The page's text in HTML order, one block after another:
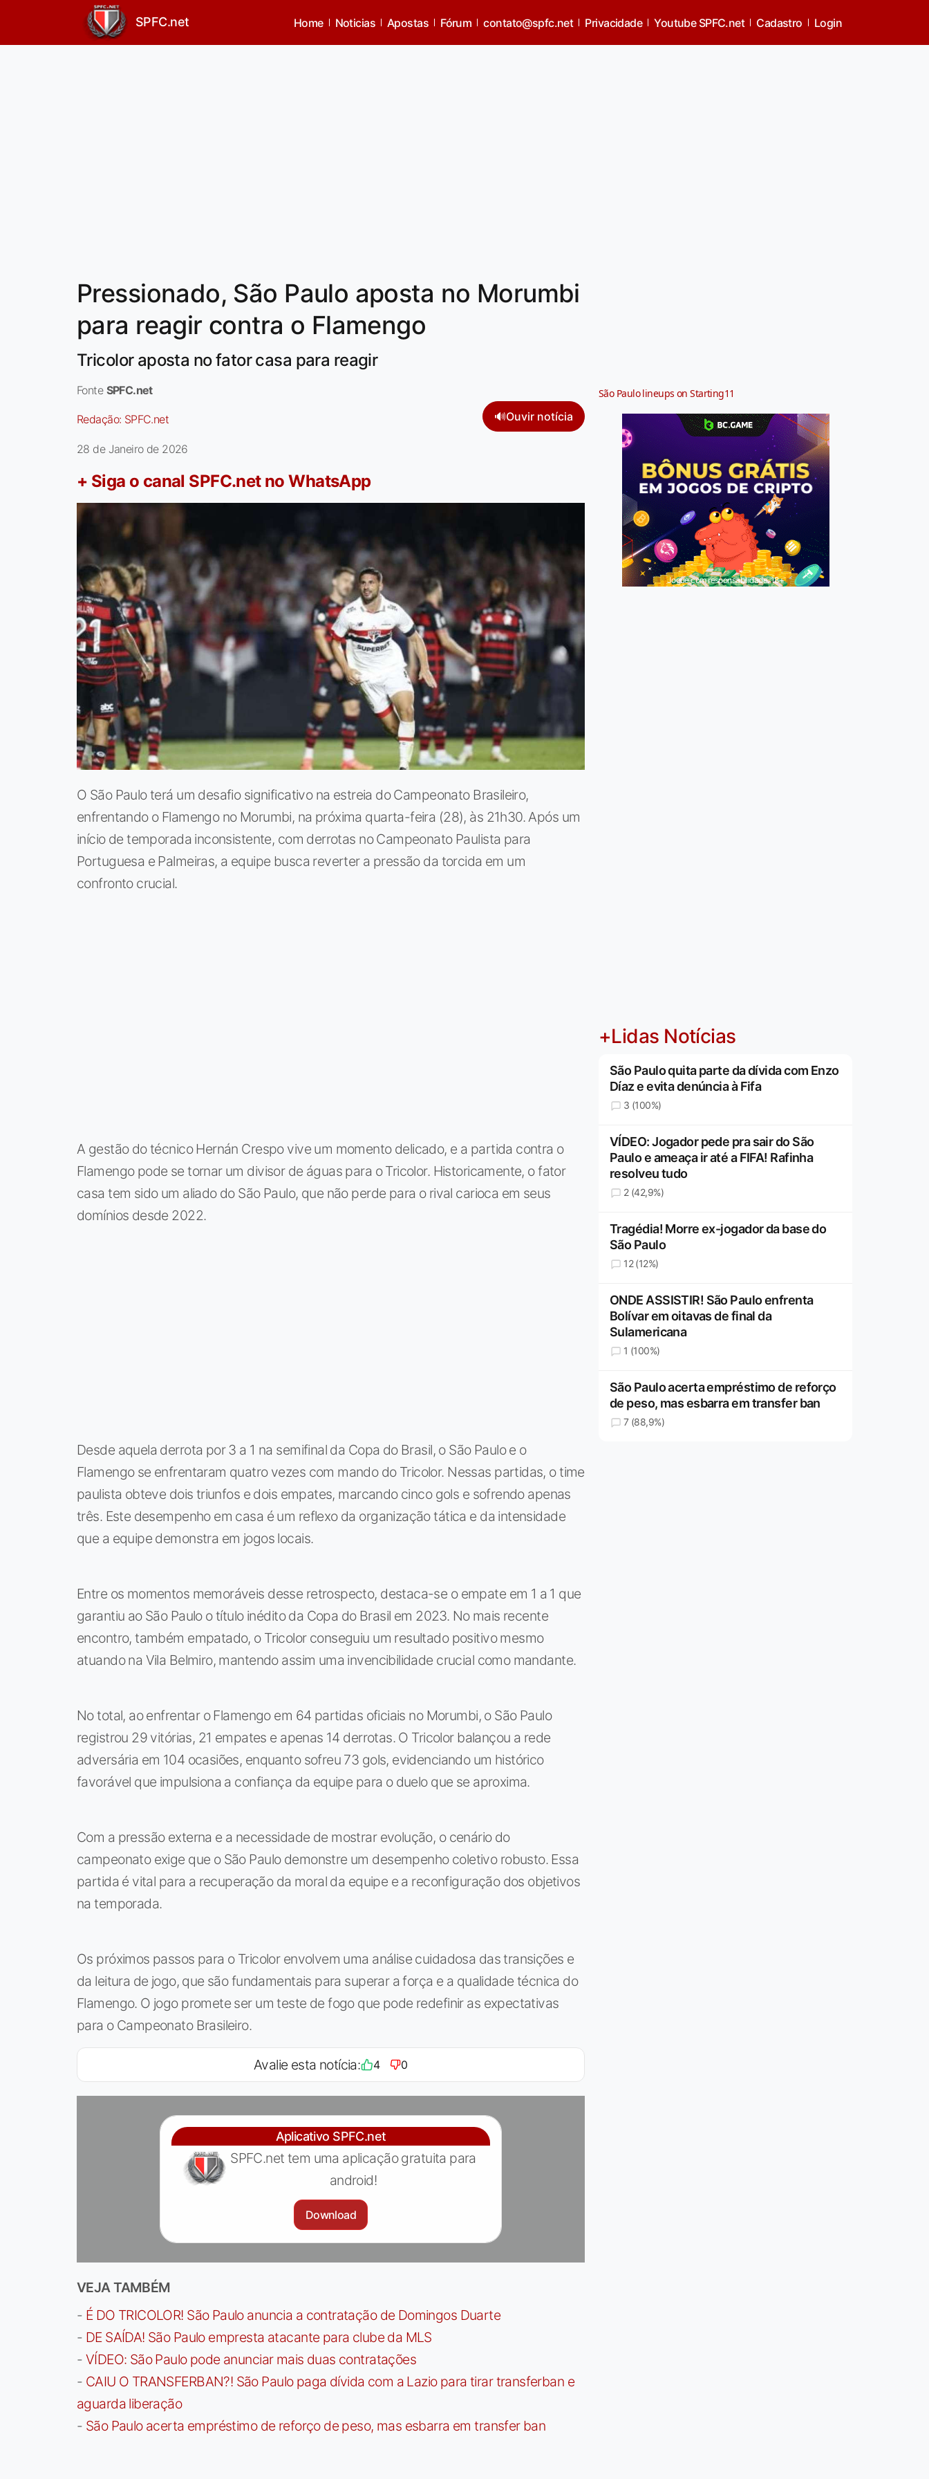
SPFC.net Home Noticias Apostas Fórum contato@spfc.net Privacidade Youtube SPFC.net Cadastro Login
Pressionado, São Paulo aposta no Morumbi
para reagir contra o Flamengo
Tricolor aposta no fator casa para reagir
Fonte SPFC.net
Redação: SPFC.net 🔊Ouvir notícia
28 de Janeiro de 2026
+ Siga o canal SPFC.net no WhatsApp
O São Paulo terá um desafio significativo na estreia do Campeonato Brasileiro,
enfrentando o Flamengo no Morumbi, na próxima quarta-feira (28), às 21h30. Após um
início de temporada inconsistente, com derrotas no Campeonato Paulista para
Portuguesa e Palmeiras, a equipe busca reverter a pressão da torcida em um
confronto crucial.
A gestão do técnico Hernán Crespo vive um momento delicado, e a partida contra o
Flamengo pode se tornar um divisor de águas para o Tricolor. Historicamente, o fator
casa tem sido um aliado do São Paulo, que não perde para o rival carioca em seus
domínios desde 2022.
Desde aquela derrota por 3 a 1 na semifinal da Copa do Brasil, o São Paulo e o
Flamengo se enfrentaram quatro vezes com mando do Tricolor. Nessas partidas, o time
paulista obteve dois triunfos e dois empates, marcando cinco gols e sofrendo apenas
três. Este desempenho em casa é um reflexo da organização tática e da intensidade
que a equipe demonstra em jogos locais.
Entre os momentos memoráveis desse retrospecto, destaca-se o empate em 1 a 1 que
garantiu ao São Paulo o título inédito da Copa do Brasil em 2023. No mais recente
encontro, também empatado, o Tricolor conseguiu um resultado positivo mesmo
atuando na Vila Belmiro, mantendo assim uma invencibilidade crucial como mandante.
No total, ao enfrentar o Flamengo em 64 partidas oficiais no Morumbi, o São Paulo
registrou 29 vitórias, 21 empates e apenas 14 derrotas. O Tricolor balançou a rede
adversária em 104 ocasiões, enquanto sofreu 73 gols, evidenciando um histórico
favorável que impulsiona a confiança da equipe para o duelo que se aproxima.
Com a pressão externa e a necessidade de mostrar evolução, o cenário do
campeonato exige que o São Paulo demonstre um desempenho coletivo robusto. Essa
partida é vital para a recuperação da moral da equipe e a reconfiguração dos objetivos
na temporada.
Os próximos passos para o Tricolor envolvem uma análise cuidadosa das transições e
da leitura de jogo, que são fundamentais para superar a força e a qualidade técnica do
Flamengo. O jogo promete ser um teste de fogo que pode redefinir as expectativas
para o Campeonato Brasileiro.
Avalie esta notícia: 4 0
Aplicativo SPFC.net
SPFC.net tem uma aplicação gratuita para
android!
Download
VEJA TAMBÉM
- É DO TRICOLOR! São Paulo anuncia a contratação de Domingos Duarte
- DE SAÍDA! São Paulo empresta atacante para clube da MLS
- VÍDEO: São Paulo pode anunciar mais duas contratações
- CAIU O TRANSFERBAN?! São Paulo paga dívida com a Lazio para tirar transferban e
aguarda liberação
- São Paulo acerta empréstimo de reforço de peso, mas esbarra em transfer ban
São Paulo lineups on Starting11
Jogue com responsabilidade. 18+
+Lidas Notícias
São Paulo quita parte da dívida com Enzo
Díaz e evita denúncia à Fifa
3 (100%)
VÍDEO: Jogador pede pra sair do São
Paulo e ameaça ir até a FIFA! Rafinha
resolveu tudo
2 (42,9%)
Tragédia! Morre ex-jogador da base do
São Paulo
12 (12%)
ONDE ASSISTIR! São Paulo enfrenta
Bolívar em oitavas de final da
Sulamericana
1 (100%)
São Paulo acerta empréstimo de reforço
de peso, mas esbarra em transfer ban
7 (88,9%)